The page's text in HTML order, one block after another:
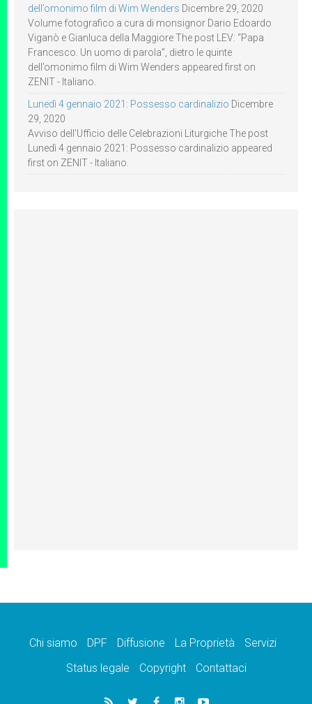
dell’omonimo film di Wim Wenders Dicembre 29, 2020
Volume fotografico a cura di monsignor Dario Edoardo
Viganò e Gianluca della Maggiore The post LEV: “Papa
Francesco. Un uomo di parola”, dietro le quinte
dell’omonimo film di Wim Wenders appeared first on
ZENIT - Italiano.
Lunedì 4 gennaio 2021: Possesso cardinalizio Dicembre
29, 2020
Avviso dell’Ufficio delle Celebrazioni Liturgiche The post
Lunedì 4 gennaio 2021: Possesso cardinalizio appeared
first on ZENIT - Italiano.
Chi siamo DPF Diffusione La Proprietà
Servizi
Status legale
Copyright Contattaci